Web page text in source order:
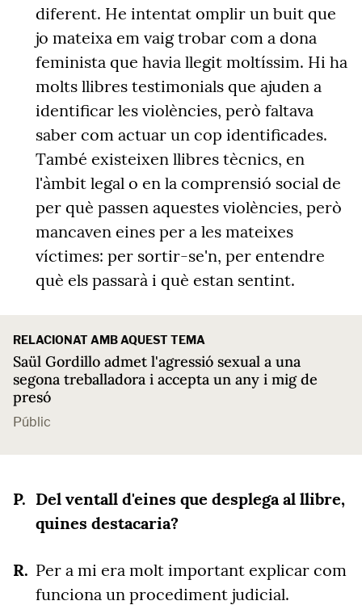
diferent. He intentat omplir un buit que
jo mateixa em vaig trobar com a dona
feminista que havia llegit moltíssim. Hi ha
molts llibres testimonials que ajuden a
identificar les violències, però faltava
saber com actuar un cop identificades.
També existeixen llibres tècnics, en
l'àmbit legal o en la comprensió social de
per què passen aquestes violències, però
mancaven eines per a les mateixes
víctimes: per sortir-se'n, per entendre
què els passarà i què estan sentint.
RELACIONAT AMB AQUEST TEMA
Saül Gordillo admet l'agressió sexual a una
segona treballadora i accepta un any i mig de
presó
Públic
Del ventall d'eines que desplega al llibre,
quines destacaria?
Per a mi era molt important explicar com
funciona un procediment judicial.